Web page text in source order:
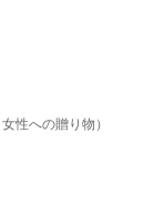
性への贈り物）